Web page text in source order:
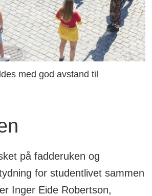
med god avstand til
på fadderuken og
for studentlivet sammen
Inger Eide Robertson,